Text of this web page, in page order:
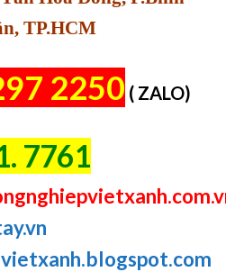
TP.HCM
2250 ( ZALO)
7761